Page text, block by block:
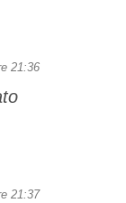
21:36
21:37